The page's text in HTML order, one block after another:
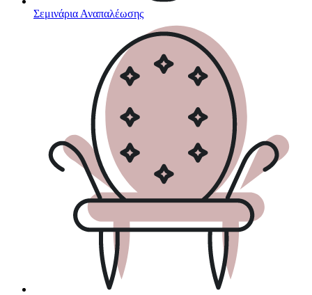
Σεμινάρια Αναπαλέωσης